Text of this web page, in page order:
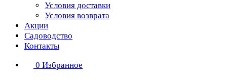
Условия доставки
Условия возврата
Акции
Садоводство
Контакты
0 Избранное